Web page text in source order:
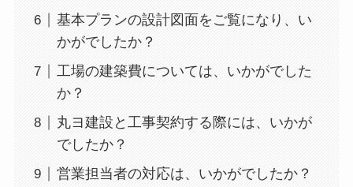
基本プランの設計図面をご覧になり、い
かがでしたか？
工場の建築費については、いかがでした
か？
丸ヨ建設と工事契約する際には、いかが
でしたか？
営業担当者の対応は、いかがでしたか？